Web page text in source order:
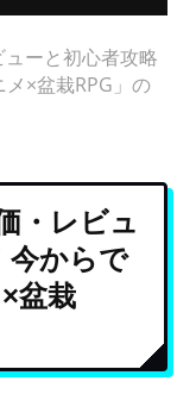
ーと初心者攻略
×盆栽RPG」の
・レビュ
今からで
盆栽